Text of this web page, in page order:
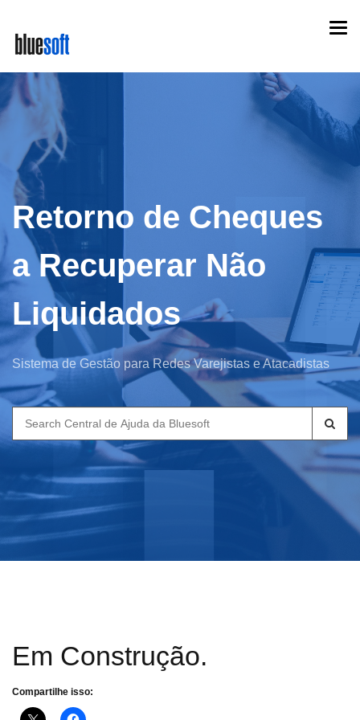
main
content
Retorno de Cheques
a Recuperar Não
Liquidados
Sistema de Gestão para Redes Varejistas e Atacadistas
Search
for:
Em Construção.
Compartilhe isso: